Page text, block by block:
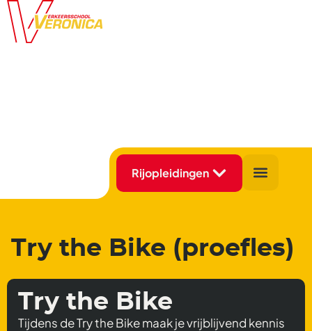
Try the Bike (proefles)
Try the Bike
Tijdens de Try the Bike maak je vrijblijvend kennis